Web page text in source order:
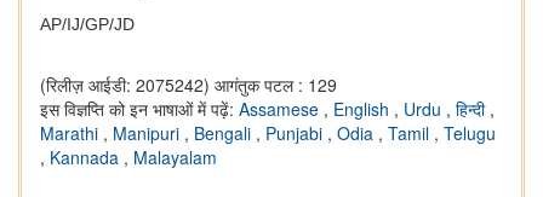
AP/IJ/GP/JD
(रिलीज़ आईडी: 2075242) आगंतुक पटल : 129
इस विज्ञप्ति को इन भाषाओं में पढ़ें: Assamese , English , Urdu , हिन्दी ,
Marathi , Manipuri , Bengali , Punjabi , Odia , Tamil , Telugu
, Kannada , Malayalam